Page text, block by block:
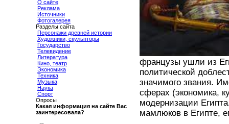
О сайте
Реклама
Источники
Фотогалерея
Разделы сайта
Персонажи древней истории
Художники, скульпторы
Государство
Телевидение
Литература
Кино, театр
Экономика
Техника
Музыка
Наука
Спорт
Опросы
Какая информация на сайте Вас
заинтересовала?
французы ушли из
политической
значимого звания.
сферах (экономика,
модернизации
мамлюков в Египте,